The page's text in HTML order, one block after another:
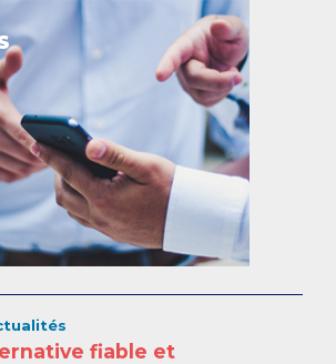
fiable et